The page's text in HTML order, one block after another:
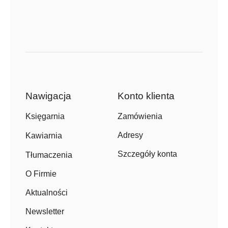
Nawigacja
Księgarnia
Kawiarnia
Tłumaczenia
O Firmie
Aktualności
Newsletter
Konto klienta
Zamówienia
Adresy
Szczegóły konta